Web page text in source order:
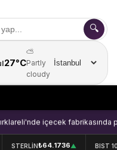
🔍
27°C
⛅
Partly
cloudy
içecek fabrikasında
STERLİN₺64.1736▲ BIST